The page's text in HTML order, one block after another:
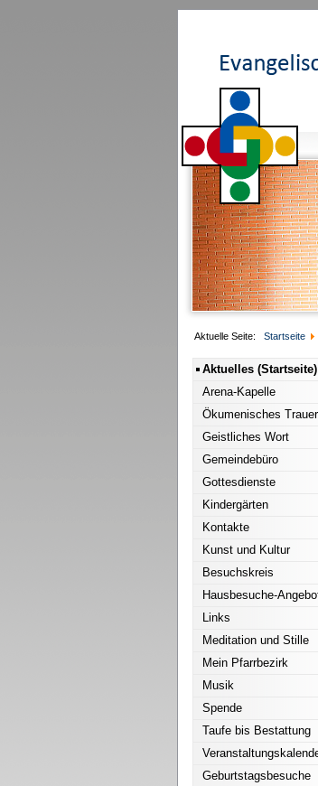
Aktuelle Seite: Startseite
Aktuelles (Startseite)
Arena-Kapelle
Ökumenisches
Geistliches Wort
Gemeindebüro
Gottesdienste
Kindergärten
Kontakte
Kunst und Kultur
Besuchskreis
Hausbesuche-
Links
Meditation und Stille
Mein Pfarrbezirk
Musik
Spende
Taufe bis Bestattung
Geburtstagsbesuche